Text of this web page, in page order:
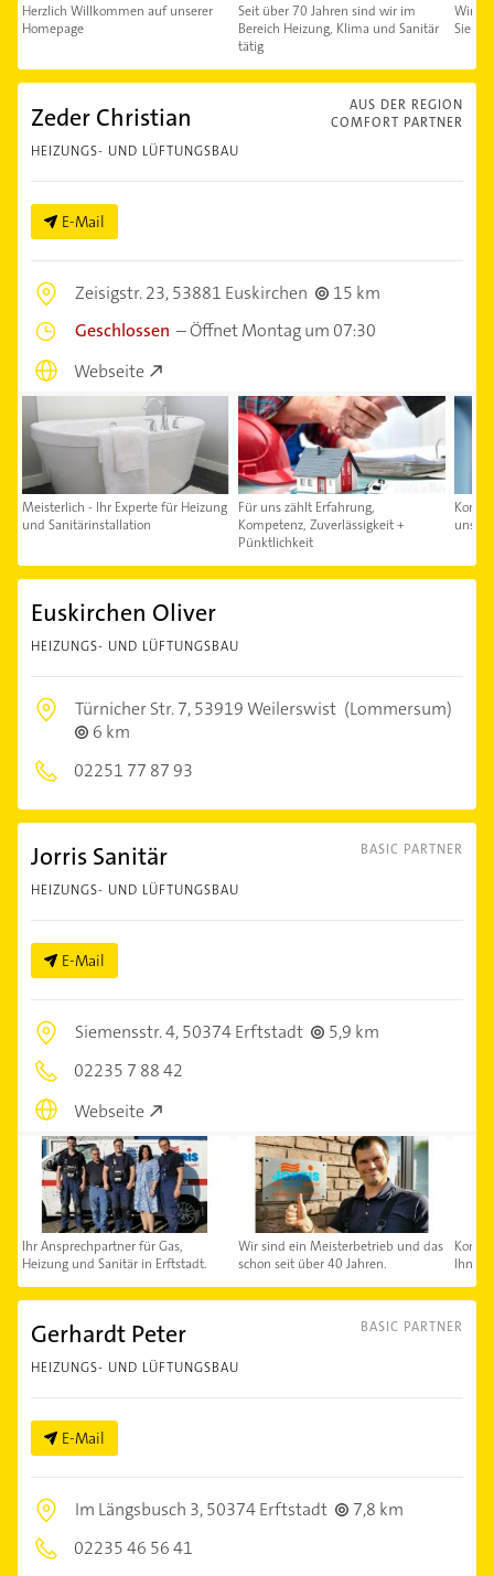
Herzlich Willkommen auf unserer
Homepage
Seit über 70 Jahren sind wir im
Bereich Heizung, Klima und Sanitär
tätig
Wir
Sie
AUS DER REGION
COMFORT PARTNER
Zeder Christian
HEIZUNGS- UND LÜFTUNGSBAU
E-Mail
Zeisigstr. 23,53881 Euskirchen
15 km
Geschlossen –Öffnet Montag um 07:30
Webseite
Meisterlich - Ihr Experte für Heizung
und Sanitärinstallation
Für uns zählt Erfahrung,
Kompetenz, Zuverlässigkeit +
Pünktlichkeit
uns
Euskirchen Oliver
HEIZUNGS- UND LÜFTUNGSBAU
Türnicher Str. 7,53919 Weilerswist (Lommersum)
6 km
02251 77 87 93
BASIC PARTNER
Jorris Sanitär
HEIZUNGS- UND LÜFTUNGSBAU
E-Mail
Siemensstr. 4,50374 Erftstadt
5,9 km
02235 7 88 42
Webseite
Ihr Ansprechpartner für Gas,
Heizung und Sanitär in Erftstadt.
Wir sind ein Meisterbetrieb und das
schon seit über 40 Jahren.
Ihnen
BASIC PARTNER
Gerhardt Peter
HEIZUNGS- UND LÜFTUNGSBAU
E-Mail
Im Längsbusch 3,50374 Erftstadt
7,8 km
02235 46 56 41